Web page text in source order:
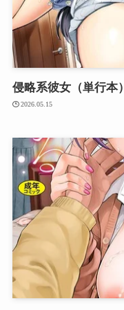
侵略系彼女（単行本）
2026.05.15